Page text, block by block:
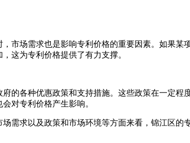
市场需求也是影响专利价格的重要因素。如果某
这为专利价格提供了有力支撑。
的各种优惠政策和支持措施。这些政策在一定程
对专利价格产生影响。
需求以及政策和市场环境等方面来看，锦江区的